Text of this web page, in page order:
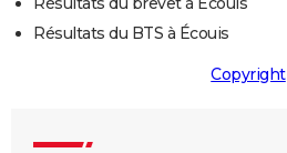
Résultats du BTS à Écouis
Copyright